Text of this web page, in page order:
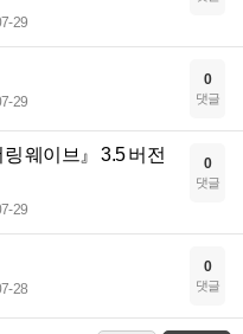
29
29
0
댓글
웨이브』 3.5 버전
29
0
댓글
28
0
댓글